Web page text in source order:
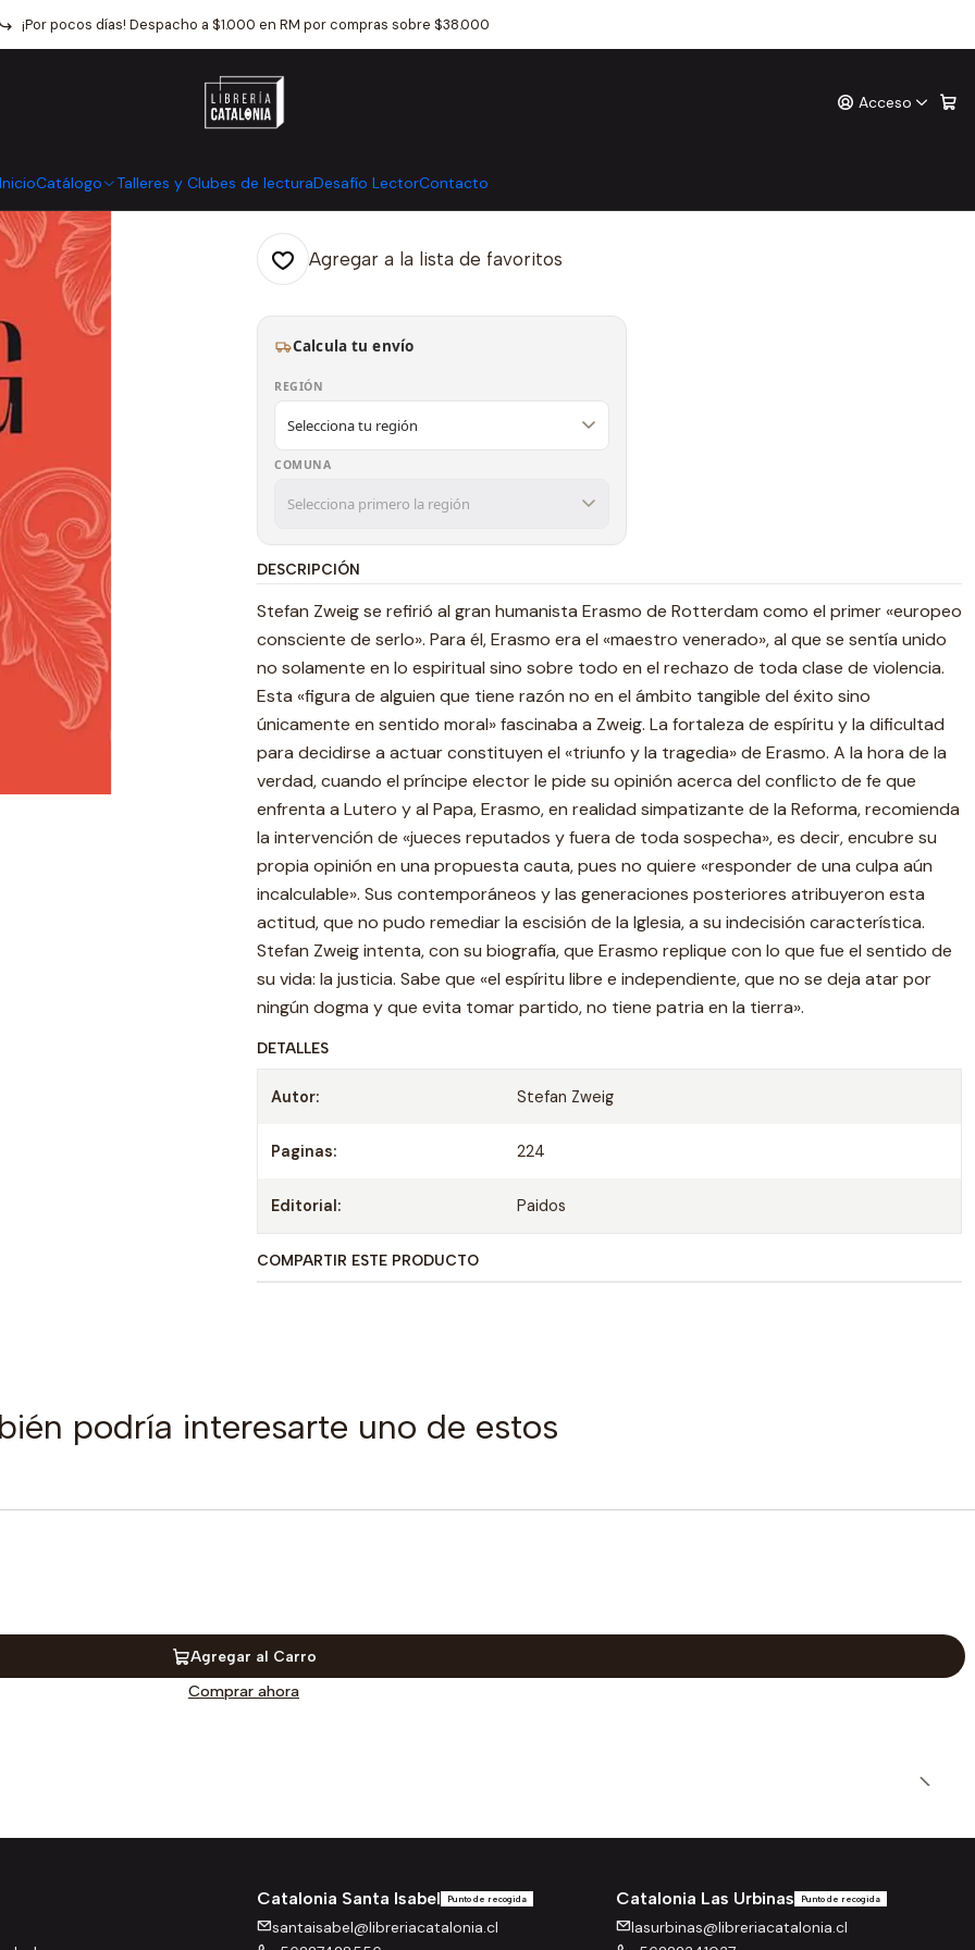
Acceso
InicioCatálogo Talleres y Clubes de lecturaDesafío LectorContacto
¡Por pocos días! Despacho a $1.000 en RM por compras sobre $38.000
Catálogo Crónica y Ensayo Biografia Erasmo De Rotterdam
|
Erasmo De Rotterdam
Mostrar stock de ubicaciones
Agregar a la lista de favoritos
Calcula tu envío
REGIÓN
COMUNA
DESCRIPCIÓN
Stefan Zweig se refirió al gran humanista Erasmo de Rotterdam como el primer «europeo
consciente de serlo». Para él, Erasmo era el «maestro venerado», al que se sentía unido
no solamente en lo espiritual sino sobre todo en el rechazo de toda clase de violencia.
Esta «figura de alguien que tiene razón no en el ámbito tangible del éxito sino
únicamente en sentido moral» fascinaba a Zweig. La fortaleza de espíritu y la dificultad
para decidirse a actuar constituyen el «triunfo y la tragedia» de Erasmo. A la hora de la
verdad, cuando el príncipe elector le pide su opinión acerca del conflicto de fe que
enfrenta a Lutero y al Papa, Erasmo, en realidad simpatizante de la Reforma, recomienda
la intervención de «jueces reputados y fuera de toda sospecha», es decir, encubre su
propia opinión en una propuesta cauta, pues no quiere «responder de una culpa aún
incalculable». Sus contemporáneos y las generaciones posteriores atribuyeron esta
actitud, que no pudo remediar la escisión de la Iglesia, a su indecisión característica.
Stefan Zweig intenta, con su biografía, que Erasmo replique con lo que fue el sentido de
su vida: la justicia. Sabe que «el espíritu libre e independiente, que no se deja atar por
ningún dogma y que evita tomar partido, no tiene patria en la tierra».
DETALLES
Autor: Stefan Zweig
Paginas: 224
Editorial: Paidos
COMPARTIR ESTE PRODUCTO
podría interesarte uno de estos
Agregar al Carro
Comprar ahora
Catalonia Santa Isabel Punto de recogida
santaisabel@libreriacatalonia.cl
Catalonia Las Urbinas Punto de recogida
lasurbinas@libreriacatalonia.cl